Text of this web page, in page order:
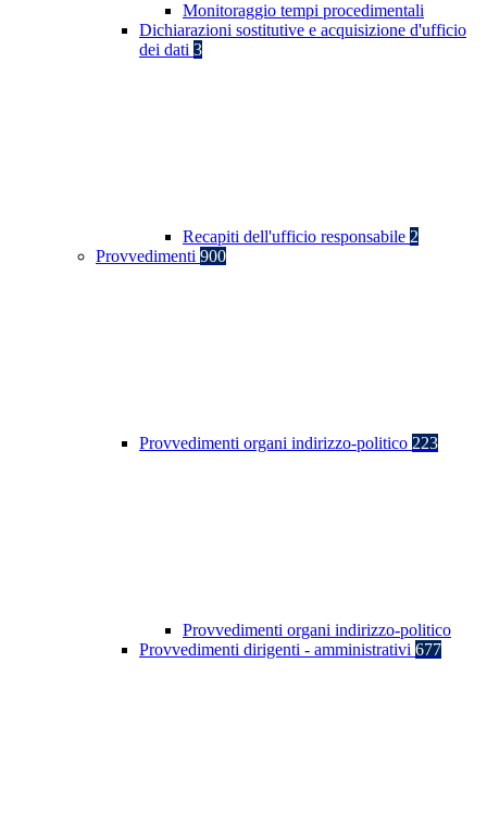
Monitoraggio tempi procedimentali
Dichiarazioni sostitutive e acquisizione d'ufficio
dei dati 3
Recapiti dell'ufficio responsabile 2
Provvedimenti 900
Provvedimenti organi indirizzo-politico 223
Provvedimenti organi indirizzo-politico
Provvedimenti dirigenti - amministrativi 677